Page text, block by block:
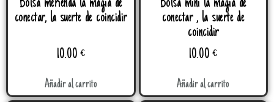
Bolsa merienda la magia de
conectar, la suerte de coincidir
10.00 €
Añadir al carrito
Bolsa mini la magia de
conectar , la suerte de
coincidir
10.00€
Añadir al carrito